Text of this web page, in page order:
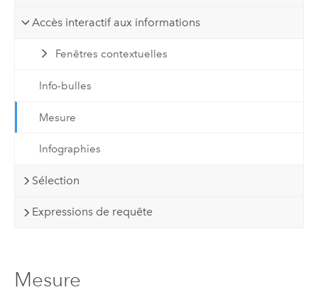
Accès interactif aux informations
Fenêtres contextuelles
Info-bulles
Mesure
Infographies
Sélection
Expressions de requête
Mesure